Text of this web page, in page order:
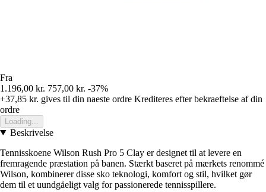
Fra
1.196,00 kr. 757,00 kr. -37%
+37,85 kr. gives til din naeste ordre Krediteres efter bekraeftelse af din
ordre
Loading...
Beskrivelse
Tennisskoene Wilson Rush Pro 5 Clay er designet til at levere en
fremragende præstation på banen. Stærkt baseret på mærkets renommé
Wilson, kombinerer disse sko teknologi, komfort og stil, hvilket gør
dem til et uundgåeligt valg for passionerede tennisspillere.